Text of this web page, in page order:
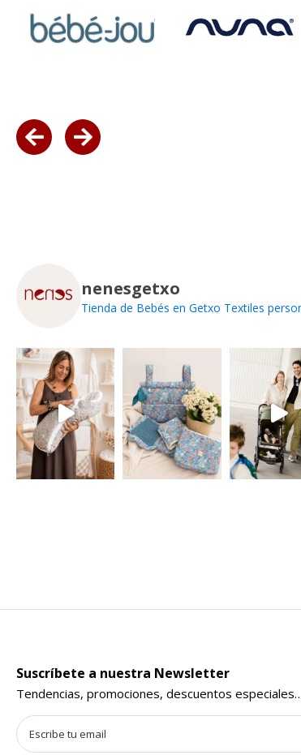
nenesgetxo
Tienda de Bebés en Getxo Textiles
Suscríbete a nuestra Newsletter
Tendencias, promociones, descuentos